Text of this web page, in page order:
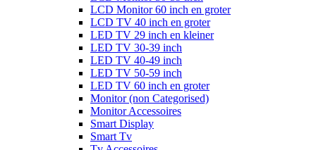
LCD Monitor 60 inch en groter
LCD TV 40 inch en groter
LED TV 29 inch en kleiner
LED TV 30-39 inch
LED TV 40-49 inch
LED TV 50-59 inch
LED TV 60 inch en groter
Monitor (non Categorised)
Monitor Accessoires
Smart Display
Smart Tv